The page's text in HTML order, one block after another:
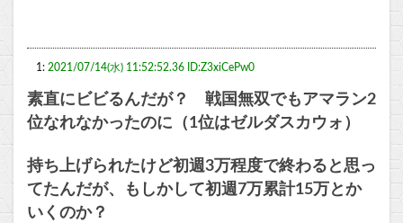
1: 2021/07/14(水) 11:52:52.36 ID:Z3xiCePw0
素直にビビるんだが？ 戦国無双でもアマラン2
位なれなかったのに（1位はゼルダスカウォ）
持ち上げられたけど初週3万程度で終わると思っ
てたんだが、もしかして初週7万累計15万とか
いくのか？